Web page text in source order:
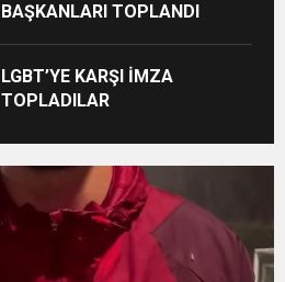
BAŞKANLARI TOPLANDI
LGBT’YE KARŞI İMZA
TOPLADILAR